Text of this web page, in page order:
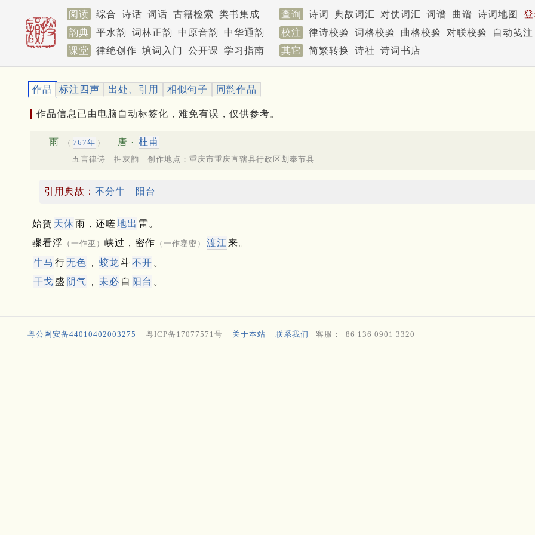
阅读 综合 诗话 词话 古籍检索 类书集成 查询 诗词 典故词汇 对仗词汇 词谱 曲谱 诗词地图
韵典
平水韵 词林正韵 中原音韵 中华通韵 校注 律诗校验 词格校验 曲格校验 对联校验
自动笺注
课堂
律绝创作 填词入门 公开课 学习指南 其它 简繁转换 诗社 诗词书店
作品 标注四声 出处、引用 相似句子 同韵作品
作品信息已由电脑自动标签化，难免有误，仅供参考。
雨 （ 767年 ） 唐 · 杜甫
五言律诗 押灰韵 创作地点：重庆市重庆直辖县行政区划奉节县
引用典故： 不分牛 阳台
始贺 天休雨，还嗟地出 雷。
骤看浮 （一作巫） 峡过，密作 （一作塞密） 渡江 来。
牛马 行无色 ， 蛟龙 斗不开 。
干戈 盛 阴气 ， 未必 自 阳台 。
粤公网安备44010402003275 粤ICP备17077571号 关于本站 联系我们 客服：+86 136 0901 3320